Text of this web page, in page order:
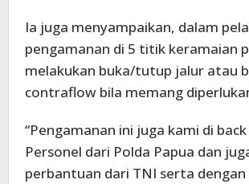
Ia juga menyampaikan, dalam
pengamanan di 5 titik keramaian
melakukan buka/tutup jalur atau
contraflow bila memang
“Pengamanan ini juga kami di
Personel dari Polda Papua dan
perbantuan dari TNI serta dengan